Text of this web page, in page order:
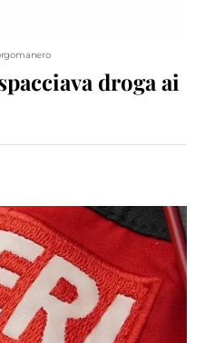
droga ai